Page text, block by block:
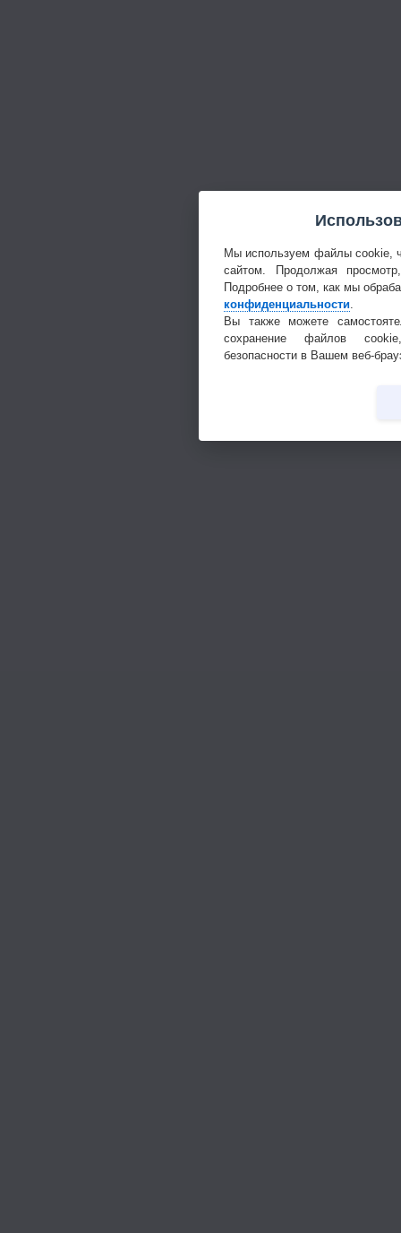
Мы используем файлы cookie,
сайтом. Продолжая
Подробнее о том, как мы
конфиденциальности
Вы также можете
сохранение файлов
безопасности в Вашем веб-